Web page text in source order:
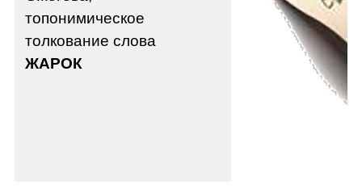
топонимическое
толкование слова
ЖАРОК